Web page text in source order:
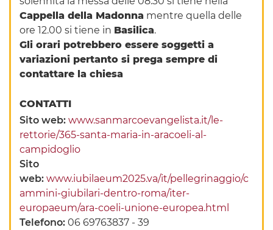
Cappella della Madonna mentre quella delle
ore 12.00 si tiene in Basilica.
Gli orari potrebbero essere soggetti a
variazioni pertanto si prega sempre di
contattare la chiesa
CONTATTI
Sito web:www.sanmarcoevangelista.it/le-
rettorie/365-santa-maria-in-aracoeli-al-
campidoglio
Sito
web:www.iubilaeum2025.va/it/pellegrinaggio/c
ammini-giubilari-dentro-roma/iter-
europaeum/ara-coeli-unione-europea.html
Telefono:06 69763837 - 39